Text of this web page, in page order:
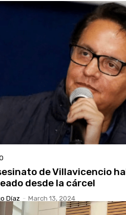
de Villavicencio
desde la cárcel
Díaz - March 13, 2024